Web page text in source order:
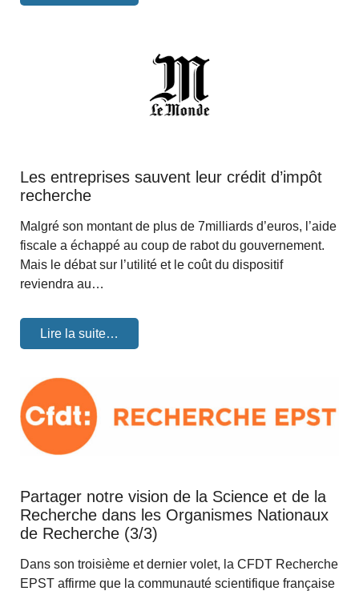
Les entreprises sauvent leur crédit d’impôt
recherche
Malgré son montant de plus de 7milliards d’euros, l’aide
fiscale a échappé au coup de rabot du gouvernement.
Mais le débat sur l’utilité et le coût du dispositif
reviendra au…
Lire la suite…
Partager notre vision de la Science et de la
Recherche dans les Organismes Nationaux
de Recherche (3/3)
Dans son troisième et dernier volet, la CFDT Recherche
EPST affirme que la communauté scientifique française